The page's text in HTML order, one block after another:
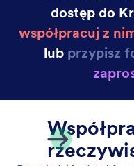
Notification
Get notified
respond to
advanced online
notifications for